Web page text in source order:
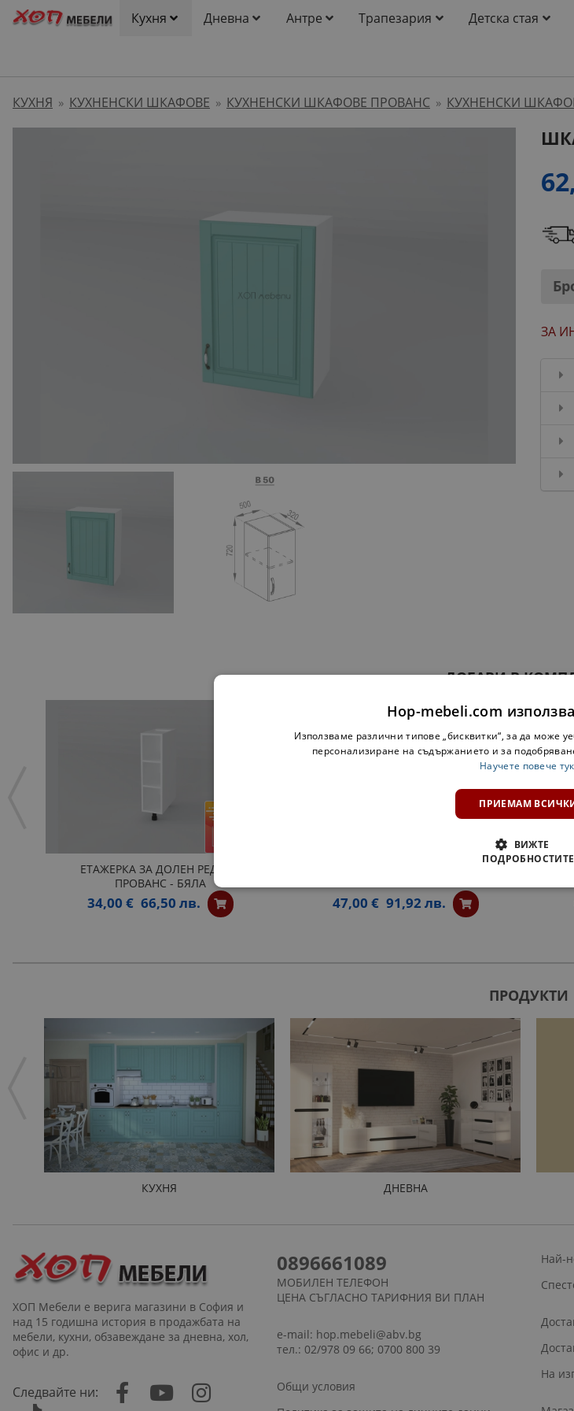
Кухня Дневна Антре Трапезария Детска стая
КУХНЯ » КУХНЕНСКИ ШКАФОВЕ » КУХНЕНСКИ ШКАФОВЕ ПРОВАНС » КУХНЕНСКИ
ЗА
ДОБАВИ В
ЕТАЖЕРКА ЗА ДОЛЕН РЕД H20
ПРОВАНС - БЯЛА
34,00 € 66,50 лв.
КРАЙНА ЕТАЖЕРКА Н30КЗ ПРОВАНС В
47,00 € 91,92 лв.
ПРОДУКТИ
КУХНЯ ДНЕВНА
ХОП Мебели е верига магазини в София и
над 15 годишна история в продажбата на
мебели, кухни, обзавеждане за дневна, хол,
офис и др.
Следвайте ни:
0896661089
МОБИЛЕН ТЕЛЕФОН
ЦЕНА СЪГЛАСНО ТАРИФНИЯ ВИ ПЛАН
e-mail: hop.mebeli@abv.bg
тел.: 02/978 09 66; 0700 800 39
Общи условия
Най-
На
Hop-mebeli.com
Използваме различни типове „бисквитки“, за да може
персонализиране на съдържанието и за
Научете повече
ПРИЕМАМ
ВИЖТЕ
ПОДРОБНОСТИТЕ